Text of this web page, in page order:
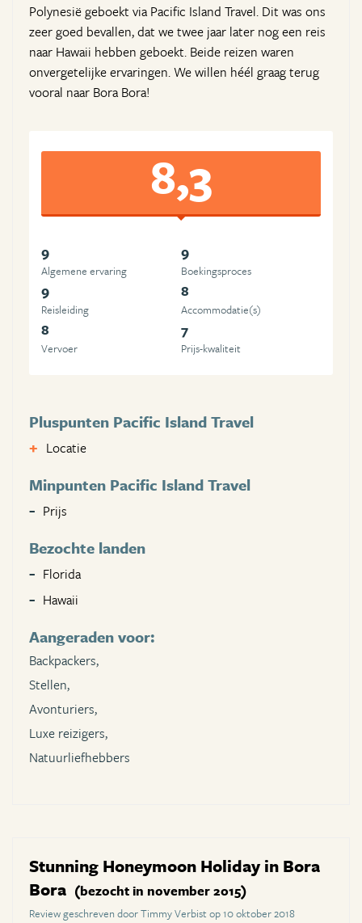
Polynesië geboekt via Pacific Island Travel. Dit was ons
zeer goed bevallen, dat we twee jaar later nog een reis
naar Hawaii hebben geboekt. Beide reizen waren
onvergetelijke ervaringen. We willen héél graag terug
vooral naar Bora Bora!
8,3
9
Algemene ervaring
9
Boekingsproces
9
Reisleiding
8
Accommodatie(s)
8
Vervoer
7
Prijs-kwaliteit
Pluspunten Pacific Island Travel
Locatie
Minpunten Pacific Island Travel
Prijs
Bezochte landen
Florida
Hawaii
Aangeraden voor:
Backpackers,
Stellen,
Avonturiers,
Luxe reizigers,
Natuurliefhebbers
Stunning Honeymoon Holiday in Bora
Bora (bezocht in november 2015)
Review geschreven door Timmy Verbist op 10 oktober 2018